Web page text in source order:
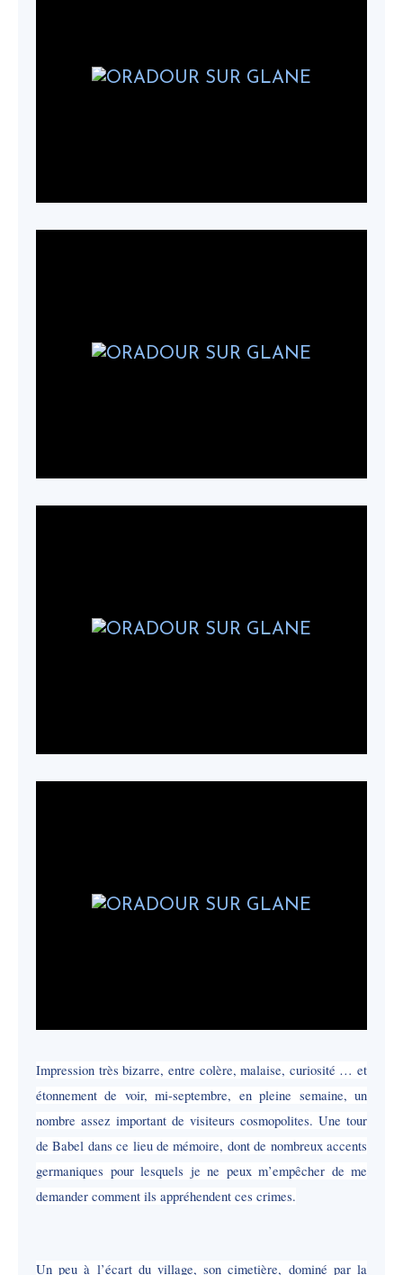
Impression très bizarre, entre colère, malaise, curiosité … et
étonnement de voir, mi-septembre, en pleine semaine, un
nombre assez important de visiteurs cosmopolites. Une tour
de Babel dans ce lieu de mémoire, dont de nombreux accents
germaniques pour lesquels je ne peux m’empêcher de me
demander comment ils appréhendent ces crimes.
Un peu à l’écart du village, son cimetière, dominé par la